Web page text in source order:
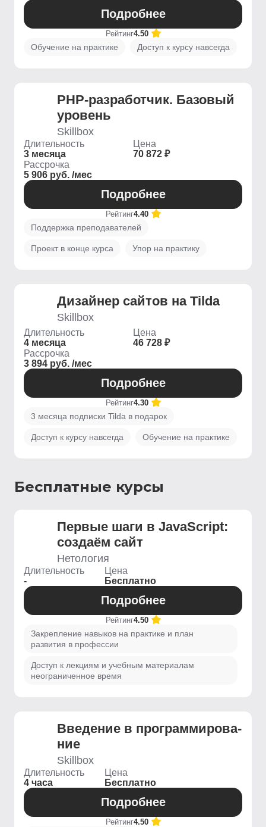
Подробнее
Рейтинг4.50
Обучение на практике Доступ к курсу навсегда
PHP-разработчик. Базовый
уровень
Skillbox
Длительность
3 месяца
Цена
70 872 ₽
Рассрочка
5 906 руб. /мес
Подробнее
Рейтинг4.40
Поддержка преподавателей
Проект в конце курса Упор на практику
Дизайнер сайтов на Tilda
Skillbox
Длительность
4 месяца
Цена
46 728 ₽
Рассрочка
3 894 руб. /мес
Подробнее
Рейтинг4.30
3 месяца подписки Tilda в подарок
Доступ к курсу навсегда Обучение на практике
Бесплатные курсы
Первые шаги в JavaScript:
создаём сайт
Нетология
Длительность
-
Цена
Бесплатно
Подробнее
Рейтинг4.50
Закрепление навыков на практике и план
развития в профессии
Доступ к лекциям и учебным материалам
неограниченное время
Введение ­в программирова­
ние
Skillbox
Длительность
4 часа
Цена
Бесплатно
Подробнее
Рейтинг4.50